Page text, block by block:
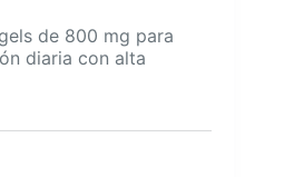
de 800 mg para
diaria con alta